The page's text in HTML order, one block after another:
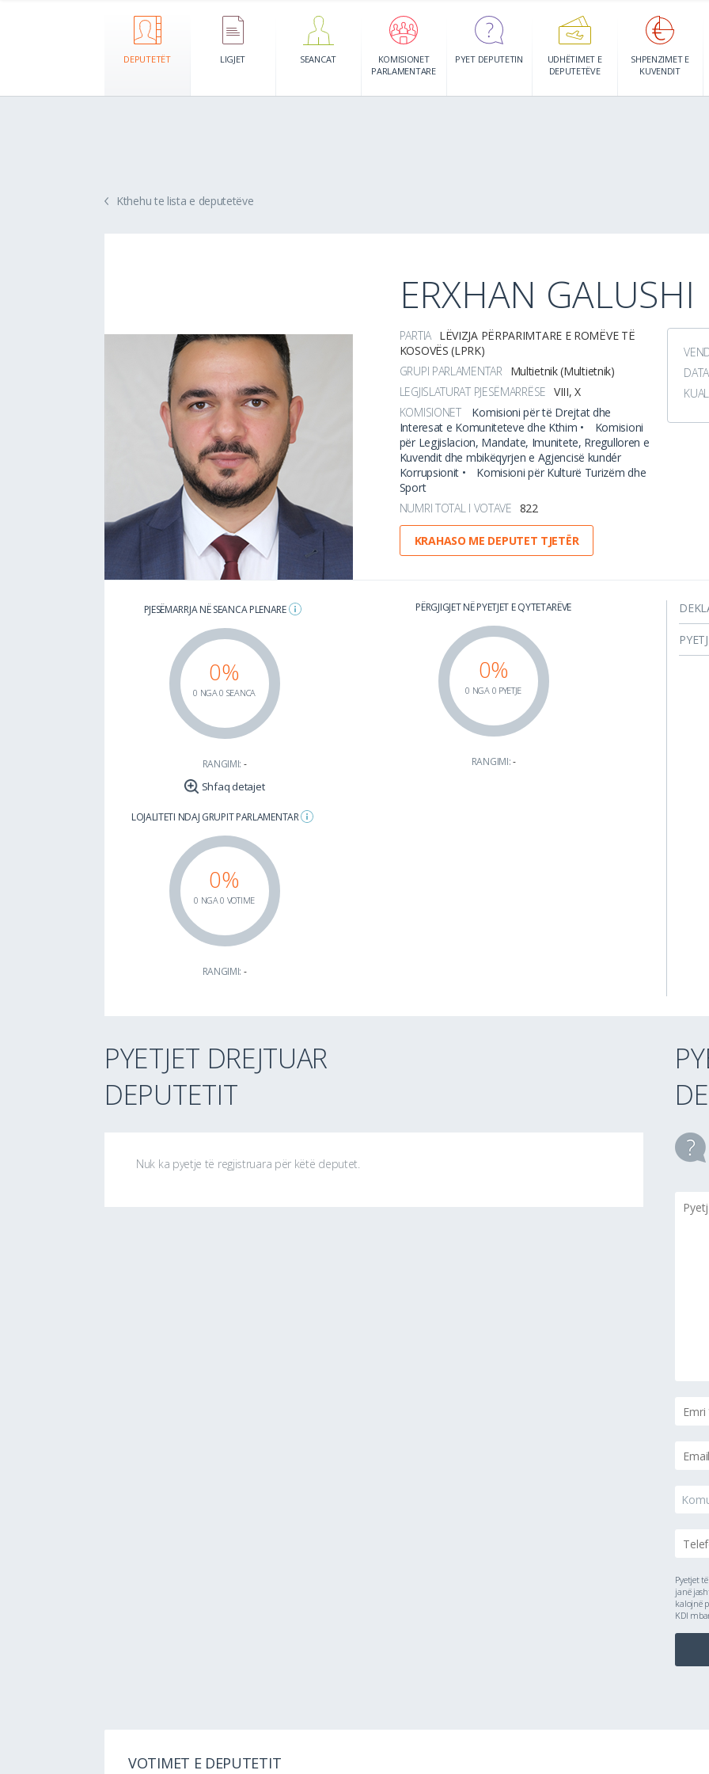
DEPUTETËT LIGJET SEANCAT
KOMISIONET
PARLAMENTARE
PYET DEPUTETIN
UDHËTIMET E
DEPUTETËVE
SHPENZIMET E
KUVENDIT
Kthehu te lista e deputetëve
ERXHAN GALUSHI
PARTIA LËVIZJA PËRPARIMTARE E ROMËVE TË
KOSOVËS (LPRK)
GRUPI PARLAMENTAR
Multietnik (Multietnik)
LEGJISLATURAT PJESËMARRËSE VIII, X
KOMISIONET
Komisioni për të Drejtat dhe
Interesat e Komuniteteve dhe Kthim •
Komisioni
për Legjislacion, Mandate, Imunitete, Rregulloren e
Kuvendit dhe mbikëqyrjen e Agjencisë kundér
Korrupsionit •
Komisioni për Kulturë Turizëm dhe
Sport
NUMRI TOTAL I VOTAVE 822
KRAHASO ME DEPUTET TJETËR
PJESËMARRJA NË SEANCA PLENARE
0%
0 NGA 0 SEANCA
RANGIMI: -
Shfaq detajet
PËRGJIGJET NË PYETJET E QYTETARËVE
0%
0 NGA 0 PYETJE
RANGIMI:-
LOJALITETI NDAJ GRUPIT PARLAMENTAR
0%
0 NGA 0 VOTIME
RANGIMI: -
PYETJET DREJTUAR
DEPUTETIT
Nuk ka pyetje të regjistruara për këtë deputet.
Pyetjet
janë
kalojnë
KDI
VOTIMET E DEPUTETIT